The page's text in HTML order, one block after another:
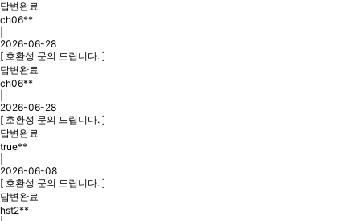
답변완료
ch06**
2026-06-28
[ 호환성 문의 드립니다. ]
답변완료
ch06**
2026-06-28
[ 호환성 문의 드립니다. ]
답변완료
true**
2026-06-08
[ 호환성 문의 드립니다. ]
답변완료
hst2**